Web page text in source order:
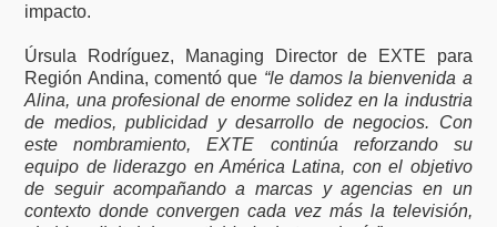
impacto.
Úrsula Rodríguez, Managing Director de EXTE para
Región Andina, comentó que “le damos la bienvenida a
Alina, una profesional de enorme solidez en la industria
de medios, publicidad y desarrollo de negocios. Con
este nombramiento, EXTE continúa reforzando su
equipo de liderazgo en América Latina, con el objetivo
de seguir acompañando a marcas y agencias en un
contexto donde convergen cada vez más la televisión,